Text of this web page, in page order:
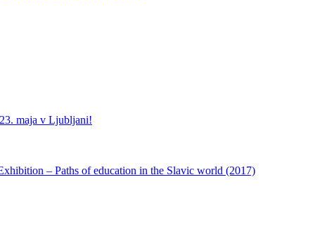
maja v Ljubljani!
– Paths of education in the Slavic world (2017)